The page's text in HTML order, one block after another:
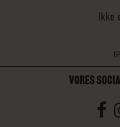
Ikke
VORES